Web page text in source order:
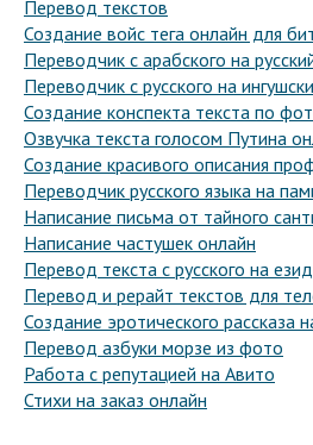
Перевод текстов
Создание войс тега онлайн для
Переводчик с арабского на
Переводчик с русского на
Создание конспекта текста по
Озвучка текста голосом Путина
Создание красивого описания
Переводчик русского языка на
Написание письма от тайного
Написание частушек онлайн
Перевод текста с русского на
Перевод и рерайт текстов для
Создание эротического рассказа
Перевод азбуки морзе из фото
Работа с репутацией на Авито
Стихи на заказ онлайн